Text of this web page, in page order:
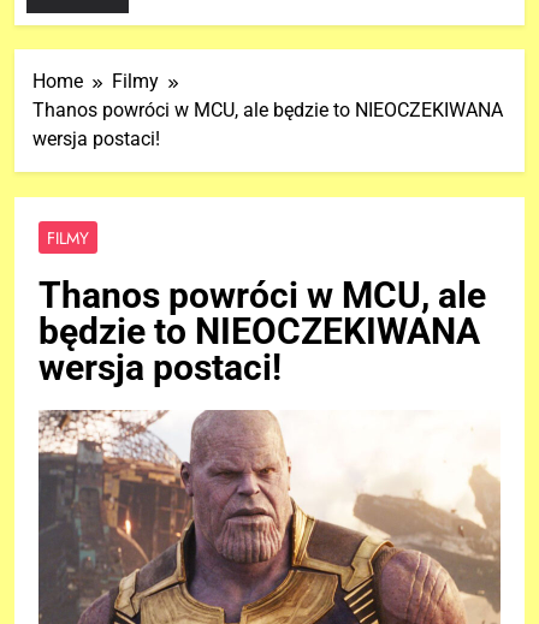
Home
Filmy
Thanos powróci w MCU, ale będzie to NIEOCZEKIWANA
wersja postaci!
FILMY
Thanos powróci w MCU, ale
będzie to NIEOCZEKIWANA
wersja postaci!